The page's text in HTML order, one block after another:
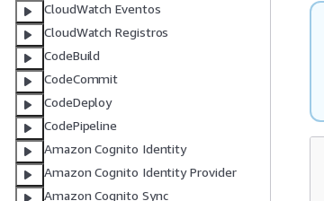
CloudWatch Eventos
CloudWatch Registros
CodeBuild
CodeCommit
CodeDeploy
CodePipeline
Amazon Cognito Identity
Amazon Cognito Identity Provider
Amazon Cognito Sync